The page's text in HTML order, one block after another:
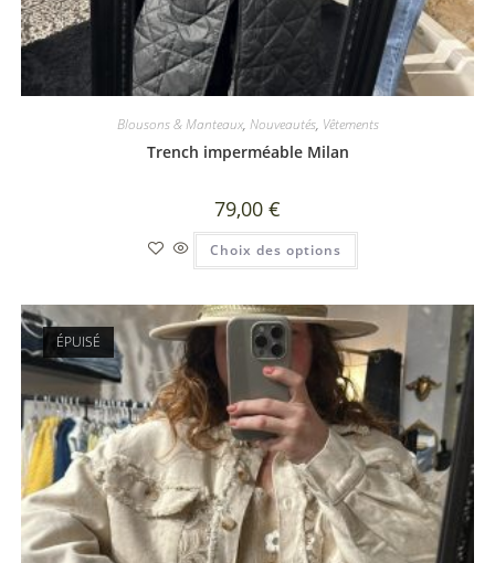
Blousons & Manteaux, Nouveautés, Vêtements
Trench imperméable Milan
79,00 €
Choix des options
ÉPUISÉ